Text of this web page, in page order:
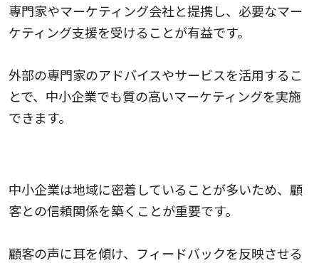
専門家やマーケティング会社と提携し、必要なマー
ケティング支援を受けることが有益です。
外部の専門家のアドバイスやサービスを活用するこ
とで、中小企業でも質の高いマーケティングを実施
できます。
中小企業は地域に密着していることが多いため、顧
客との信頼関係を築くことが重要です。
顧客の声に耳を傾け、フィードバックを反映させる